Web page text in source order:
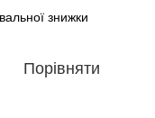
знижки
Порівняти